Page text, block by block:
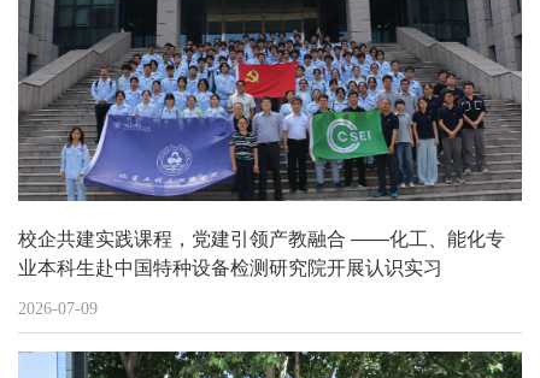
校企共建实践课程，党建引领产教融合 ——化工、能化专
业本科生赴中国特种设备检测研究院开展认识实习
2026-07-09